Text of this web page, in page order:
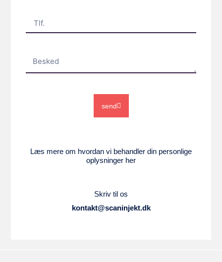
Skriv til os
kontakt@scaninjekt.dk
send
Læs mere om hvordan vi behandler din personlige
oplysninger her